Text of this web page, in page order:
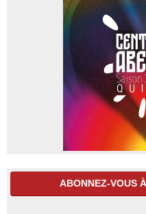
ABONNEZ-VOUS